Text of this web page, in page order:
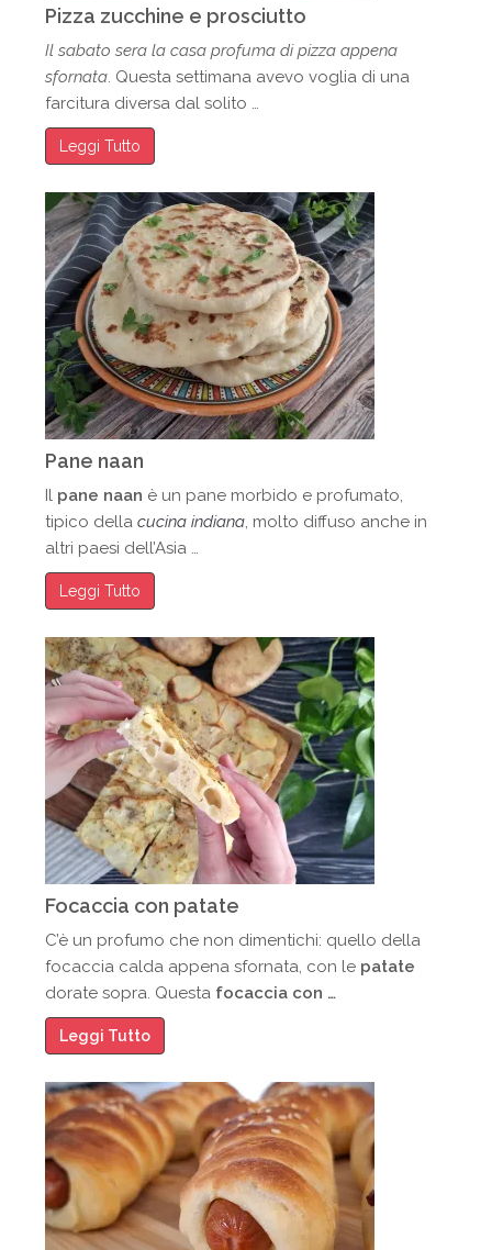
Pizza zucchine e prosciutto
Il sabato sera la casa profuma di pizza appena
sfornata. Questa settimana avevo voglia di una
farcitura diversa dal solito …
Leggi Tutto
Pane naan
Il pane naan è un pane morbido e profumato,
tipico dellacucina indiana, molto diffuso anche in
altri paesi dell’Asia …
Leggi Tutto
Focaccia con patate
C’è un profumo che non dimentichi: quello della
focaccia calda appena sfornata, con le patate
dorate sopra. Questa focaccia con …
Leggi Tutto